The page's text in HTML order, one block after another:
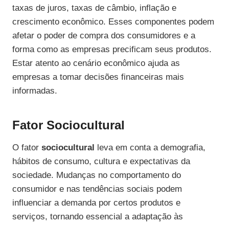
taxas de juros, taxas de câmbio, inflação e
crescimento econômico. Esses componentes podem
afetar o poder de compra dos consumidores e a
forma como as empresas precificam seus produtos.
Estar atento ao cenário econômico ajuda as
empresas a tomar decisões financeiras mais
informadas.
Fator Sociocultural
O fator sociocultural
leva em conta a demografia,
hábitos de consumo, cultura e expectativas da
sociedade. Mudanças no comportamento do
consumidor e nas tendências sociais podem
influenciar a demanda por certos produtos e
serviços, tornando essencial a adaptação às